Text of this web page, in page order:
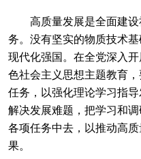
高质量发展是全面建设
务。没有坚实的物质技术
现代化强国。在全党深入
色社会主义思想主题教育
任务，以强化理论学习指
解决发展难题，把学习和
各项任务中去，以推动高
果。